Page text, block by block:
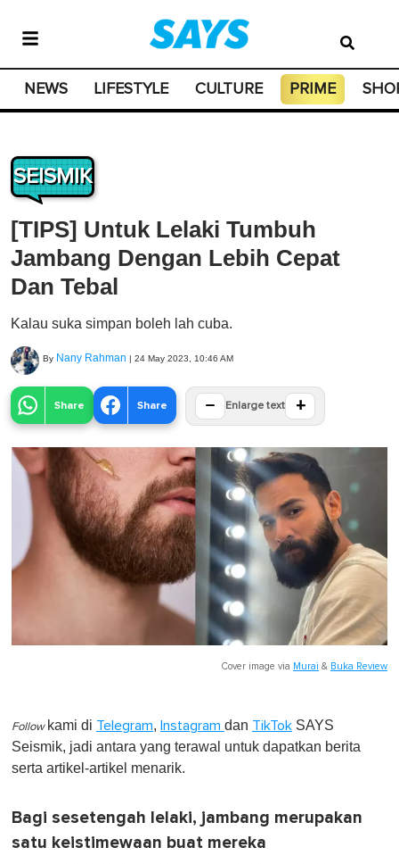
NEWS LIFESTYLE CULTURE PRIME
SEISMIK
[TIPS] Untuk Lelaki Tumbuh
Jambang Dengan Lebih Cepat
Dan Tebal
Kalau suka simpan boleh lah cuba.
By Nany Rahman | 24 May 2023, 10:46 AM
Share Share − Enlarge text +
Cover image via Murai & Buka Review
Follow kami di Telegram, Instagram dan TikTok SAYS
Seismik, jadi antara yang terawal untuk dapatkan berita
serta artikel-artikel menarik.
Bagi sesetengah lelaki, jambang merupakan
satu keistimewaan buat mereka